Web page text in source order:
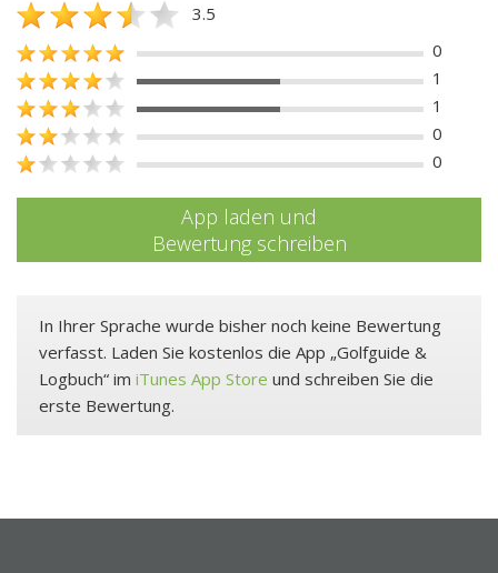
3.5
0
1
1
0
0
App laden und
Bewertung schreiben
In Ihrer Sprache wurde bisher noch keine Bewertung
verfasst. Laden Sie kostenlos die App „Golfguide &
Logbuch“ im iTunes App Store und schreiben Sie die
erste Bewertung.